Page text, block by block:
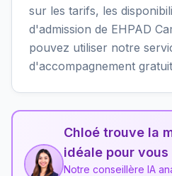
sur les tarifs, les
d'admission de EHPAD
pouvez utiliser notre
d'accompagnement
Chloé trouve la
idéale pour vous
Notre conseillère IA